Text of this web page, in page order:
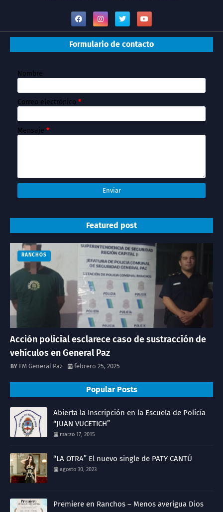
Formulario de contacto
Nombre
Correo electrónico *
Mensaje *
Featured post
RANCHOS
Acción policial esclarece caso de sustracción de
vehículos en General Paz
FM General Paz febrero 25, 2025
Popular Posts
Abierta la Inscripción en la Escuela de Policía
“JUAN VUCETICH”
marzo 17, 2015
“LA OTRA” El nuevo single de PATY CANTÚ
agosto 30, 2023
Premiere en Ranchos – Menos averigua Dios